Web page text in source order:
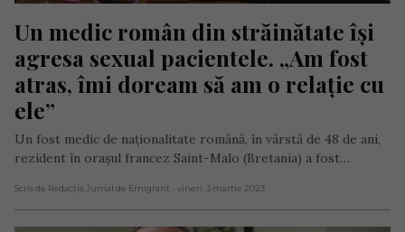
Un medic român din străinătate își
agresa sexual pacientele. „Am fost
atras, îmi doream să am o relație cu
ele”
Un fost medic de naționalitate română, în vârstă de 48 de ani,
rezident în orașul francez Saint-Malo (Bretania) a fost…
Scris de Redacția Jurnal de Emigrant - vineri, 3 martie 2023